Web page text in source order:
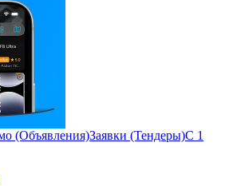
(Объявления)Заявки (Тендеры)С 1